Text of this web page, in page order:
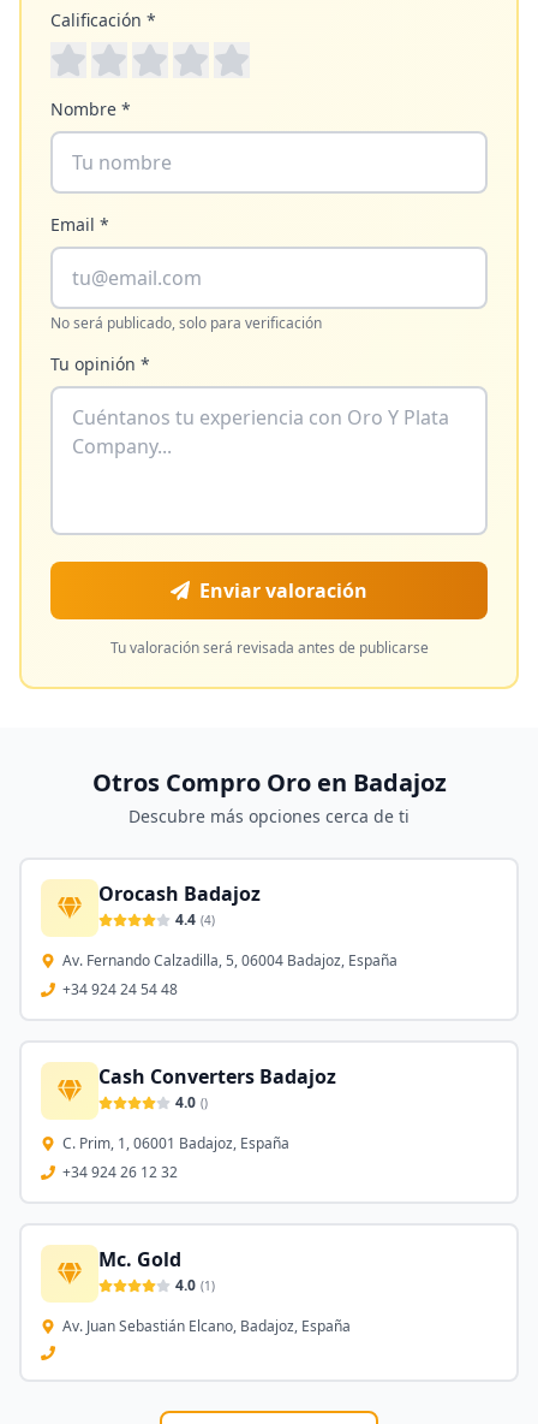
Calificación *
Nombre *
Email *
No será publicado, solo para verificación
Tu opinión *
Enviar valoración
Tu valoración será revisada antes de publicarse
Otros Compro Oro en Badajoz
Descubre más opciones cerca de ti
Orocash Badajoz
4.4 (4)
Av. Fernando Calzadilla, 5, 06004 Badajoz, España
+34 924 24 54 48
Cash Converters Badajoz
4.0 ()
C. Prim, 1, 06001 Badajoz, España
+34 924 26 12 32
Mc. Gold
4.0 (1)
Av. Juan Sebastián Elcano, Badajoz, España